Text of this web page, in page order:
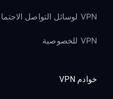
VPN لوسائل التواصل الاجتماعي
VPN للخصوصية
خوادم VPN